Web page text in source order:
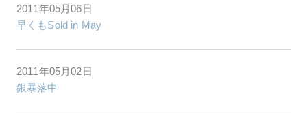
2011年05月06日
早くもSold in May
2011年05月02日
銀暴落中